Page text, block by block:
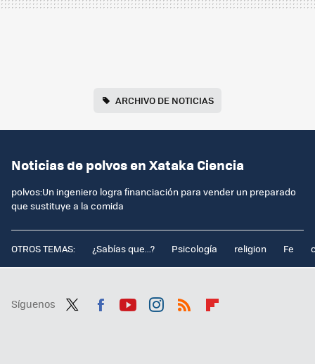
ARCHIVO DE NOTICIAS
Noticias de polvos en Xataka Ciencia
polvos:Un ingeniero logra financiación para vender un preparado
que sustituye a la comida
OTROS TEMAS: ¿Sabías que...? Psicología religion Fe
Síguenos